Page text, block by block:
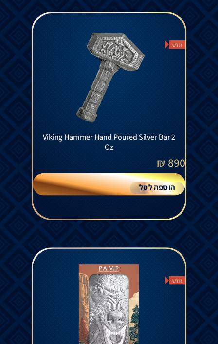
חדש
Viking Hammer Hand Poured Silver Bar 2
Oz
890
₪
הוספה לסל
חדש